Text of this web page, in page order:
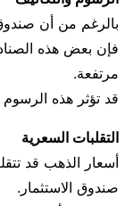
فإن بعض هذه
مرتفعة.
قد تؤثر هذه الرسوم
التقلبات السعرية
أسعار الذهب قد
صندوق الاستثمار.